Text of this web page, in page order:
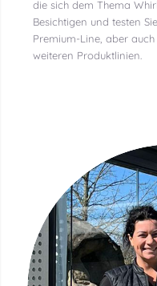
die sich dem Thema
Besichtigen und testen
Premium-Line, aber
weiteren Produktlinien.